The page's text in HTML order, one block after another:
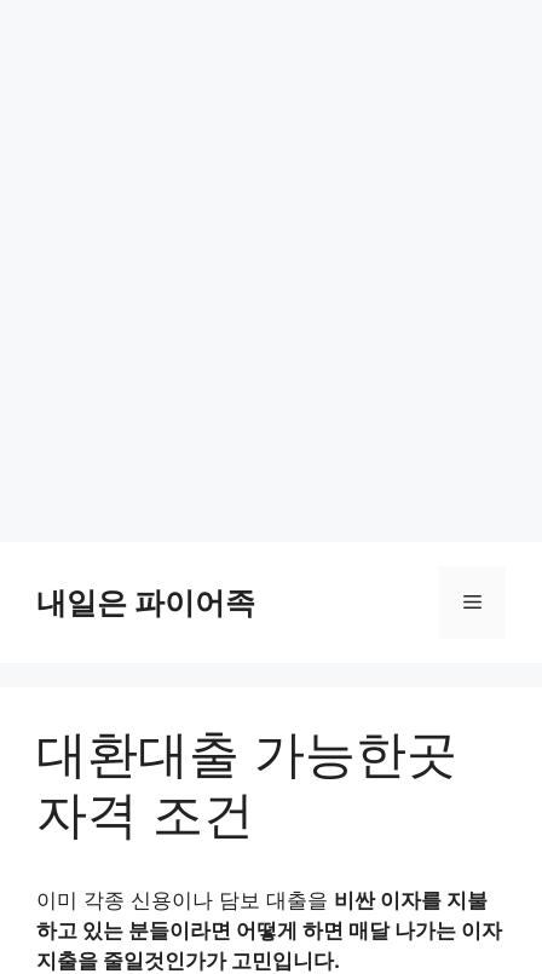
content내일은 파이어족 Menu
대환대출 가능한곳
자격 조건
이미 각종 신용이나 담보 대출을 비싼 이자를 지불
하고 있는 분들이라면 어떻게 하면 매달 나가는 이자
지출을 줄일것인가가 고민입니다.